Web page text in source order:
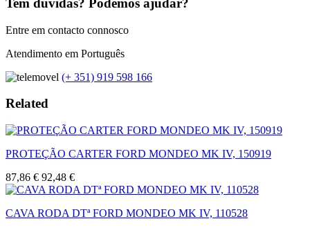
Tem dúvidas? Podemos ajudar?
Entre em contacto connosco
Atendimento em Português
(+ 351) 919 598 166
Related
PROTEÇÃO CARTER FORD MONDEO MK IV, 150919
87,86 € 92,48 €
CAVA RODA DTª FORD MONDEO MK IV, 110528